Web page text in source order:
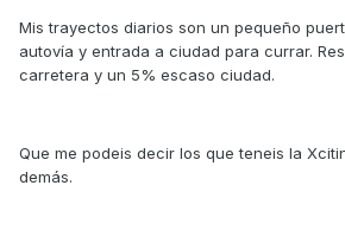
Mis trayectos diarios son un pequeño
autovía y entrada a ciudad para currar.
carretera y un 5% escaso ciudad.
Que me podeis decir los que teneis la
demás.